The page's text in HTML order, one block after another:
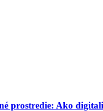
prostredie: Ako